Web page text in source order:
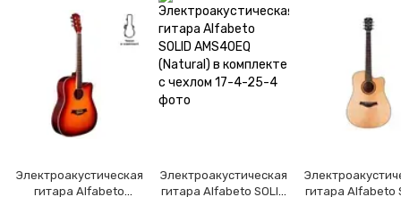
Электроакустическая
гитара Alfabeto
Электроакустическая
гитара Alfabeto SOLID
гитара Alfabeto